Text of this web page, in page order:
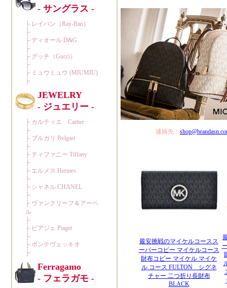
連絡先：
最安挑戦のマイケルコースス
ーパーコピー マイケルコース
財布コピー マイケル マイケ
ル コース FULTON シグネ
チャー 二つ折り長財布
BLACK